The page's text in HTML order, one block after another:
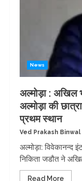
News
अल्मोड़ा : अखिल
अल्मोड़ा की
प्रथम स्थान
Ved Prakash Binwal
अल्मोड़ा: विवेकानन्द
निकिता जडौत ने
Read More